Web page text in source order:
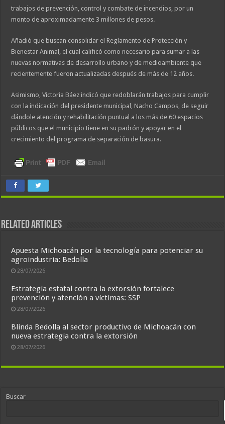
trabajos de prevención, control y combate de incendios, por un
monto de aproximadamente 3 millones de pesos.
Añadió que buscan consolidar el Reglamento de Protección y
Bienestar Animal, el cual calificó como necesario para sumar a las
nuevas normativas de desarrollo urbano y de medioambiente que
recientemente fueron actualizadas después de más de 12 años.
Asimismo, Victoria Báez indicó que redoblarán trabajos para cumplir
con la indicación del presidente municipal, Nacho Campos, de seguir
dándole atención y rehabilitación puntual a los más de 60 espacios
públicos que el municipio tiene en su padrón y apoyar en el
crecimiento del programa de separación de basura.
Related Articles
Apuesta Michoacán por la tecnología para potenciar su
agroindustria: Bedolla
28/07/2026
Estrategia estatal contra la extorsión fortalece
prevención y atención a víctimas: SSP
28/07/2026
Blinda Bedolla al sector productivo de Michoacán con
nueva estrategia contra la extorsión
28/07/2026
Buscar